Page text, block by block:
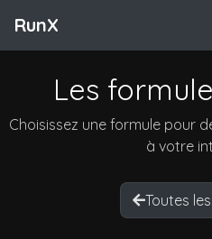
RunX
Les
Choisissez une formule pour
à votre
Toutes